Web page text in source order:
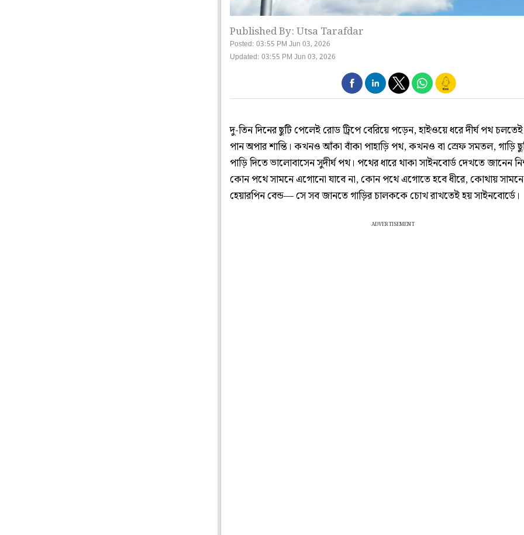
Published By: Utsa Tarafdar
Posted: 03:55 PM Jun 03, 2026
Updated: 03:55 PM Jun 03, 2026
দু-তিন দিনের ছুটি পেলেই রোড ট্রিপে বেরিয়ে পড়েন, হাইওয়ে ধরে দীর্ঘ পথ
পান অপার শান্তি। কখনও আঁকা বাঁকা পাহাড়ি পথ, কখনও বা স্রেফ সমতল, গাড়ি
পাড়ি দিতে ভালোবাসেন সুদীর্ঘ পথ। পথের ধারে থাকা সাইনবোর্ড দেখতে জানেন
কোন পথে সামনে এগোনো যাবে না, কোন পথে এগোতে হবে ধীরে, কোথায় সামনে
হেয়ারপিন বেন্ড— সে সব জানতে গাড়ির চালককে চোখ রাখতেই হয় সাইনবোর্ডে।
ADVERTISEMENT